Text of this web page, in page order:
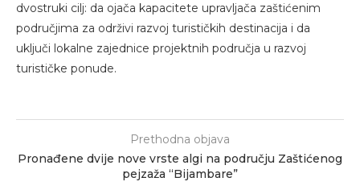
dvostruki cilj: da ojača kapacitete upravljača zaštićenim
područjima za održivi razvoj turističkih destinacija i da
uključi lokalne zajednice projektnih područja u razvoj
turističke ponude.
Prethodna objava
Pronađene dvije nove vrste algi na području Zaštićenog
pejzaža “Bijambare”